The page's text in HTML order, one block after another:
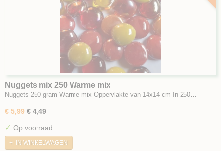
Nuggets mix 250 Warme mix
Nuggets 250 gram Warme mix Oppervlakte van 14x14 cm In 250…
€ 5,99 € 4,49
✓ Op voorraad
IN WINKELWAGEN